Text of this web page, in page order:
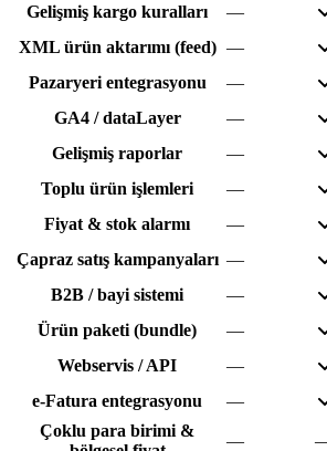
Gelişmiş kargo kuralları
—
XML ürün aktarımı (feed) —
Pazaryeri entegrasyonu
—
GA4 / dataLayer
—
Gelişmiş raporlar
—
Toplu ürün işlemleri
—
Fiyat & stok alarmı
—
Çapraz satış kampanyaları —
B2B / bayi sistemi
—
Ürün paketi (bundle)
—
Webservis / API
—
e-Fatura entegrasyonu
—
Çoklu para birimi &
—